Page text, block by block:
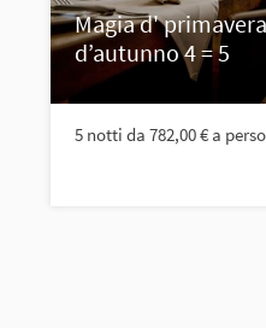
Magia d'
d’autunno 4 = 5
5 notti da 782,00 € a